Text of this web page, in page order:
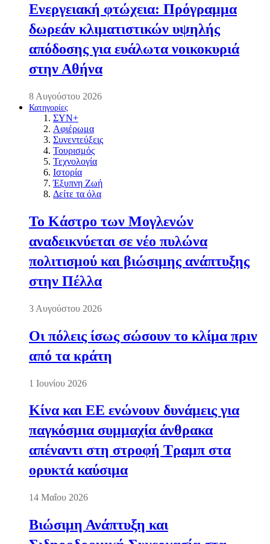
Ενεργειακή φτώχεια: Πρόγραμμα
δωρεάν κλιματιστικών υψηλής
απόδοσης για ευάλωτα νοικοκυριά
στην Αθήνα
8 Αυγούστου 2026
Κατηγορίες
ΣΥΝ+
Αφιέρωμα
Συνεντεύξεις
Τουρισμός
Τεχνολογία
Ιστορία
Έξυπνη Ζωή
Δείτε τα όλα
Το Κάστρο των Μογλενών
αναδεικνύεται σε νέο πυλώνα
πολιτισμού και βιώσιμης ανάπτυξης
στην Πέλλα
3 Αυγούστου 2026
Οι πόλεις ίσως σώσουν το κλίμα πριν
από τα κράτη
1 Ιουνίου 2026
Κίνα και ΕΕ ενώνουν δυνάμεις για
παγκόσμια συμμαχία άνθρακα
απέναντι στη στροφή Τραμπ στα
ορυκτά καύσιμα
14 Μαΐου 2026
Βιώσιμη Ανάπτυξη και